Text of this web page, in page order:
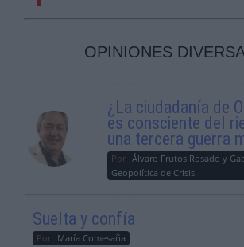
OPINIONES
¿La ciudadanía de
es consciente del
una tercera guerra
Por Álvaro Frutos Rosado y
Geopolítica de Crisis
Suelta y confía
Por María Comesaña